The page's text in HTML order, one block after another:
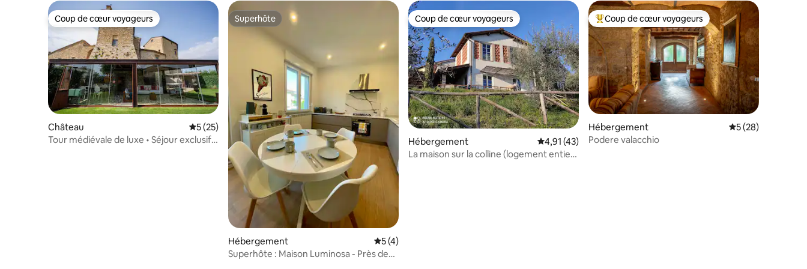
Coup de cœur voyageurs
Coup de cœur voyageurs
Château Évaluation moyenne sur la base de 25 commentaires : 5 sur 5
5 (25)
Tour médiévale de luxe • Séjour exclusif
Superhôte
Superhôte
Hébergement Évaluation moyenne sur la base de 4 commentaires : 5 sur 5
5 (4)
Superhôte : Maison Luminosa - Près des
Coup de cœur voyageurs
Coup de cœur voyageurs
Hébergement Évaluation moyenne sur la base de 43 commentaires : 4,91 sur 5
4,91 (43)
La maison sur la colline (logement entier
Coups de cœur voyageurs les plus appréciés
Coup de cœur voyageurs
Hébergement Évaluation
5 (28)
Podere valacchio